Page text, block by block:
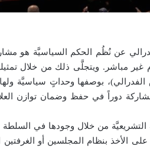
عن نُظُم الحكم السياسيَّة هو
مباشر. ويتجلَّى ذلك من خلال
بوصفها وحداتٍ سياسيَّة
دوراً في حفظ وضمان توازن
من خلال وجودها في السلطة
الأخذ بنظام المجلسين أو